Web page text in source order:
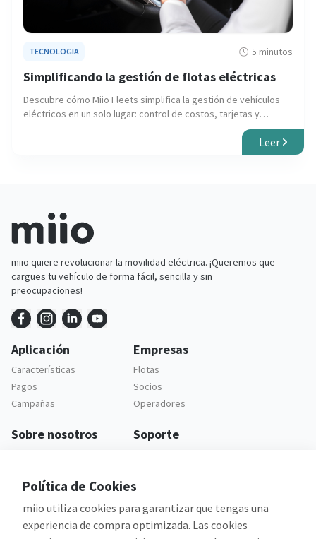
TECNOLOGIA 5 minutos
Simplificando la gestión de flotas eléctricas
Descubre cómo Miio Fleets simplifica la gestión de vehículos
eléctricos en un solo lugar: control de costos, tarjetas y
Leer
miio quiere revolucionar la movilidad eléctrica. ¡Queremos que
cargues tu vehículo de forma fácil, sencilla y sin
preocupaciones!
Aplicación
Características
Pagos
Campañas
Empresas
Flotas
Socios
Operadores
Sobre nosotros Soporte
Legal
Política de Privacidad
Política de Cookies
miio utiliza cookies para garantizar que tengas una
experiencia de compra optimizada. Las cookies